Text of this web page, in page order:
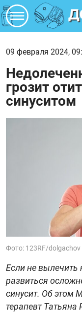
09 февраля 2024,
грозит
синуситом
Фото: 123RF/dolgachov
Если не вылечить
развиться
синусит. Об этом
терапевт Татьяна